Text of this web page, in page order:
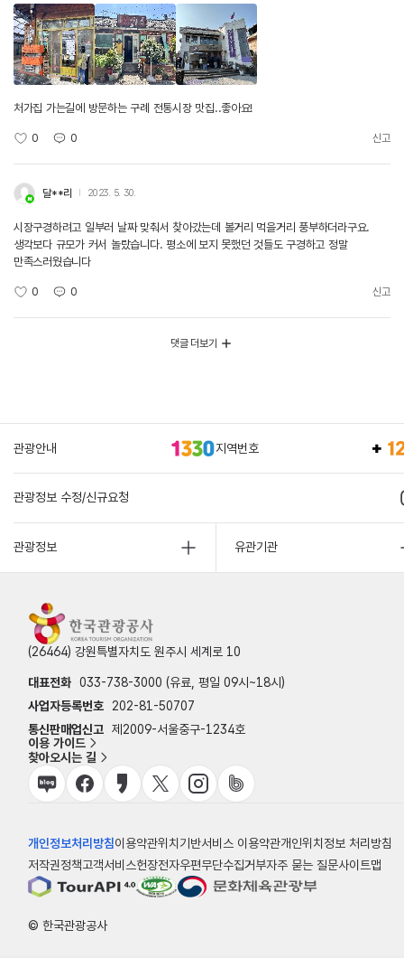
처가집 가는길에 방문하는 구례 전통시장 맛집..좋아요!
0 0 신고
달**리 2023. 5. 30.
시장구경하려고 일부러 날짜 맞춰서 찾아갔는데 볼거리 먹을거리 풍부하더라구요.
생각보다 규모가 커서 놀랐습니다. 평소에 보지 못했던 것들도 구경하고 정말
만족스러웠습니다
0 0 신고
댓글 더보기
관광안내 지역번호
관광정보 수정/신규요청
관광정보 유관기관
(26464) 강원특별자치도 원주시 세계로 10
대표전화 033-738-3000 (유료, 평일 09시~18시)
사업자등록번호
202-81-50707
통신판매업신고 제2009-서울중구-1234호
이용 가이드
찾아오시는 길
개인정보처리방침이용약관위치기반서비스 이용약관개인위치정보 처리방침
저작권정책고객서비스헌장전자우편무단수집거부자주 묻는 질문사이트맵
© 한국관광공사